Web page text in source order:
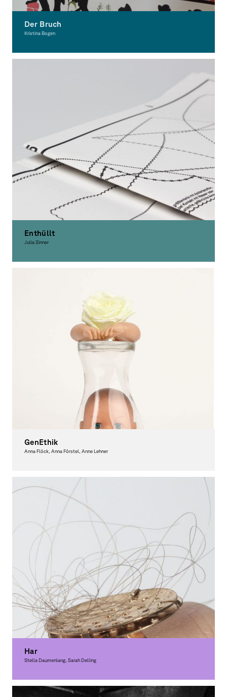
Der Bruch
Kristina Bogen
Enthüllt
Julia Sinner
GenEthik
Anna Flöck, Anna Förstel, Anne Lehner
Har
Stella Daumenlang, Sarah Delling